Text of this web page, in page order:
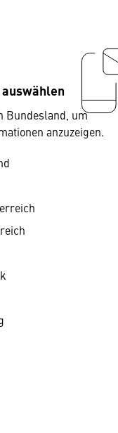
Bundesland, um
anzuzeigen.